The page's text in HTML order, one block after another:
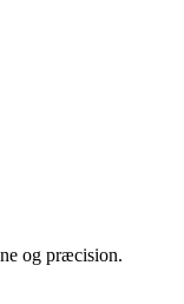
og præcision.